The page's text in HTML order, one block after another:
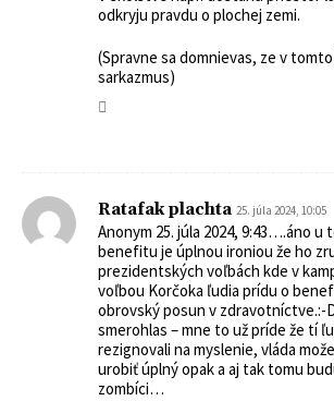
odkryju pravdu o plochej zemi.
(Spravne sa domnievas, ze v
sarkazmus)
Ratafak plachta 25. júla 2024, 10:05
Anonym 25. júla 2024, 9:43….áno u
benefitu je úplnou ironiou že ho
prezidentských voľbách kde v
voľbou Korčoka ľudia prídu o
obrovský posun v
smerohlas – mne to už príde že tí
rezignovali na myslenie, vláda
urobiť úplný opak a aj tak tomu
zombíci…